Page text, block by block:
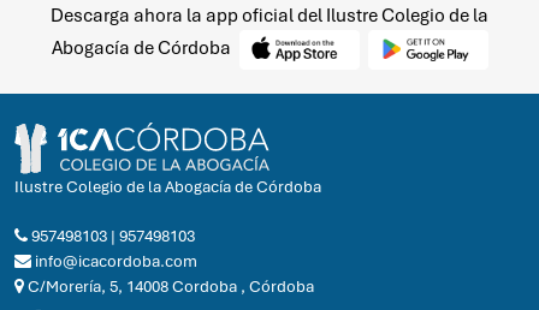
Descarga ahora la app oficial del Ilustre Colegio de la
Abogacía de Córdoba
Ilustre Colegio de la Abogacía de Córdoba
957498103 | 957498103
info@icacordoba.com
C/Morería, 5, 14008 Cordoba , Córdoba